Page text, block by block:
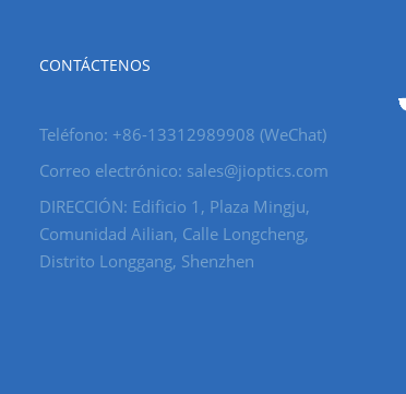
CONTÁCTENOS
Teléfono: +86-13312989908 (WeChat)
Correo electrónico: sales@jioptics.com
DIRECCIÓN: Edificio 1, Plaza Mingju,
Comunidad Ailian, Calle Longcheng,
Distrito Longgang, Shenzhen